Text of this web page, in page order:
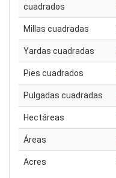
cuadrados
Millas cuadradas
Yardas cuadradas
Pies cuadrados
Pulgadas cuadradas
Hectáreas
Áreas
Acres